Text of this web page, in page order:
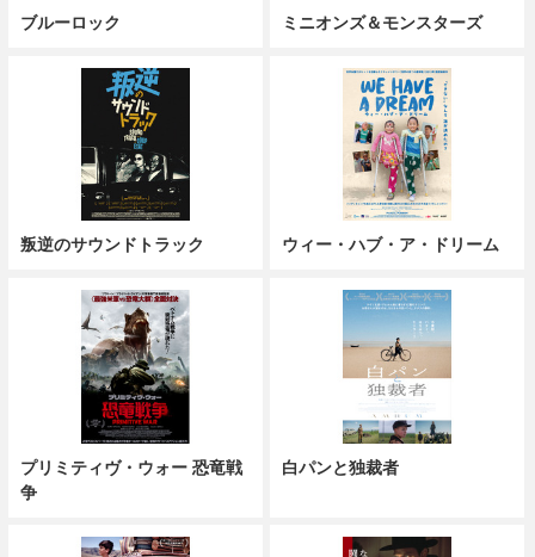
ブルーロック ミニオンズ＆モンスターズ
叛逆のサウンドトラック ウィー・ハブ・ア・ドリーム
プリミティヴ・ウォー 恐竜戦
争
白パンと独裁者